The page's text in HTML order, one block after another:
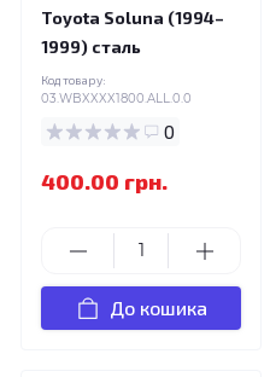
Toyota Soluna (1994–
1999) сталь
Код товару:
03.WBXXXX1800.ALL.0.0
0
400.00 грн.
До кошика